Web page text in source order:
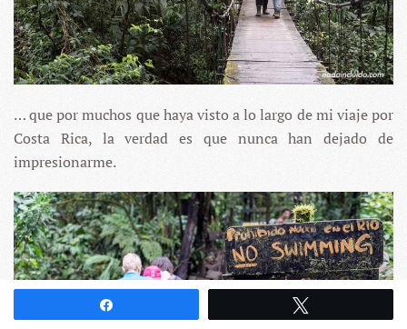
… que por muchos que haya visto a lo largo de mi viaje por
Costa Rica, la verdad es que nunca han dejado de
impresionarme.